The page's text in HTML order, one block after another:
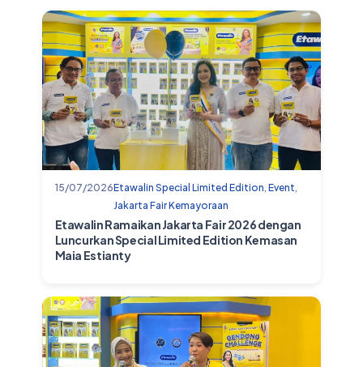
15/07/2026Etawalin Special Limited Edition Event
Jakarta Fair Kemayoraan
Etawalin Ramaikan Jakarta Fair 2026 dengan
Luncurkan Special Limited Edition Kemasan
Maia Estianty